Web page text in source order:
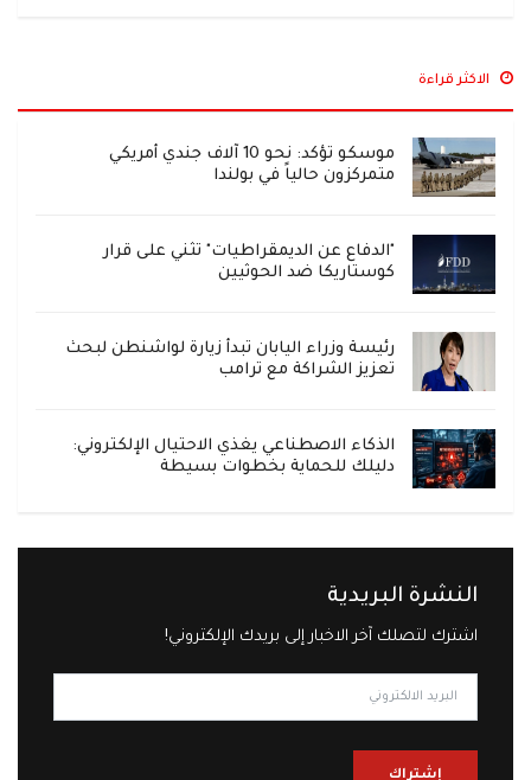
الاكثر قراءة
موسكو تؤكد: نحو 10 آلاف جندي أمريكي
متمركزون حالياً في بولندا
"الدفاع عن الديمقراطيات" تثني على قرار
كوستاريكا ضد الحوثيين
رئيسة وزراء اليابان تبدأ زيارة لواشنطن لبحث
تعزيز الشراكة مع ترامب
الذكاء الاصطناعي يغذي الاحتيال الإلكتروني:
دليلك للحماية بخطوات بسيطة
النشرة البريدية
اشترك لتصلك آخر الاخبار إلى بريدك الإلكتروني!
إشتراك